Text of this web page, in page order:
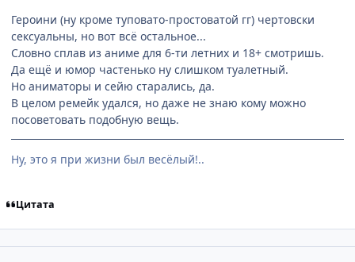
Героини (ну кроме туповато-простоватой гг) чертовски
сексуальны, но вот всё остальное...
Словно сплав из аниме для 6-ти летних и 18+ смотришь.
Да ещё и юмор частенько ну слишком туалетный.
Но аниматоры и сейю старались, да.
В целом ремейк удался, но даже не знаю кому можно
посоветовать подобную вещь.
Ну, это я при жизни был весёлый!..
Цитата